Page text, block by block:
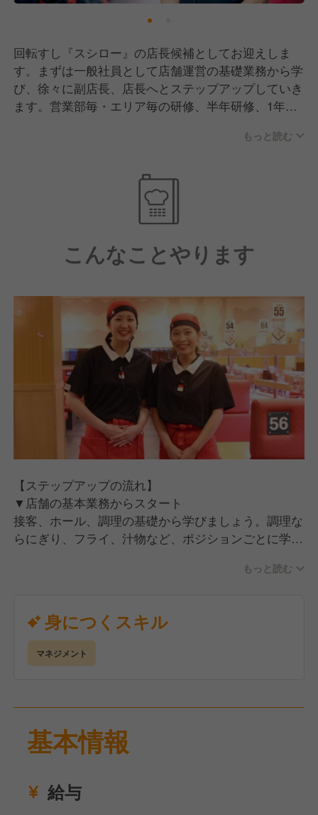
回転すし『スシロー』の店長候補としてお迎えしま
す。まずは一般社員として店舗運営の基礎業務から学
び、徐々に副店長、店長へとステップアップしていき
ます。営業部毎・エリア毎の研修、半年研修、1年、2
もっと読む
こんなことやります
【ステップアップの流れ】
▼店舗の基本業務からスタート
接客、ホール、調理の基礎から学びましょう。調理な
らにぎり、フライ、汁物など、ポジションごとに学ん
▼店舗運営にチャレンジ
シフト作成やスタッフ教育、売上管理、販促企画など
お店づくりのノウハウを学びます。店長や副店長のサ
ポートのもと、PDCA（計画→実行→評価→改善）を
効率よく多くのお客様にサービスを提供できるよう時
間や曜日、季節にあわせたネタ選びや人員配置、販促
おり、データ分析やノウハウ共有がしやすい環境で
す。
もっと読む
身につくスキル
マネジメント
基本情報
給与